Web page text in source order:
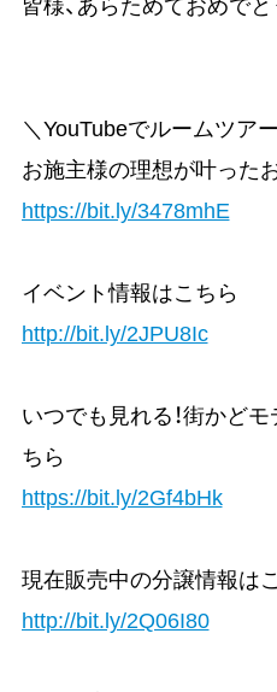
＼YouTubeでルームツア
お施主様の理想が叶った
https://bit.ly/3478mhE
イベント情報はこちら
http://bit.ly/2JPU8Ic
いつでも見れる！街かど
ちら
https://bit.ly/2Gf4bHk
現在販売中の分譲情報は
http://bit.ly/2Q06I80